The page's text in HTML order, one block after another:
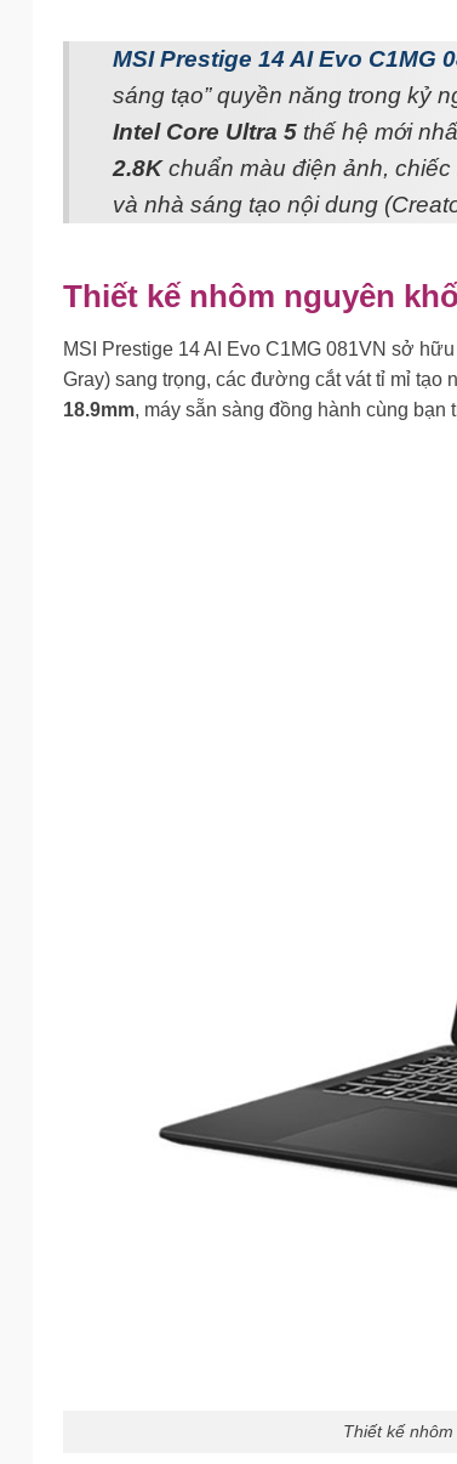
MSI Prestige 14 AI Evo C1MG
sáng tạo” quyền năng trong kỷ
Intel Core Ultra 5 thế hệ mới
2.8Kchuẩn màu điện ảnh,
và nhà sáng tạo nội dung
Thiết kế nhôm nguyên
MSI Prestige 14 AI Evo C1MG 081VN sở
Gray) sang trọng, các đường cắt vát tỉ mỉ
18.9mm, máy sẵn sàng đồng hành cùng
Thiết kế